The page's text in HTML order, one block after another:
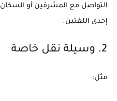
التواصل مع المشرفين أو
إحدى اللغتين.
2. وسيلة نقل خاصة
مثل: